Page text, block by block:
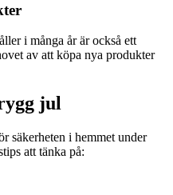
i många år är också ett
av att köpa nya produkter
jul
säkerheten i hemmet under
att tänka på: